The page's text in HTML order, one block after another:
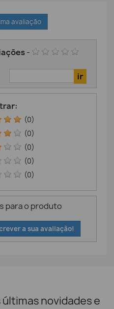
avaliação
-
(0)
(0)
(0)
(0)
(0)
para o produto
a sua avaliação!
novidades e